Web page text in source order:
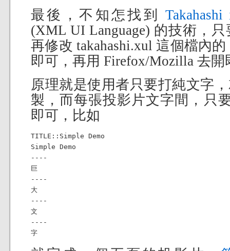
最後，不知怎找到
(XML UI Language) 的技術，
再修改 takahashi.xul 這個檔內
即可，再用 Firefox/Mozilla 去
原理就是使用者只要打純文字
製，而每張投影片文字間，只
即可，比如
TITLE::Simple Demo
Simple Demo
----
巨
----
大
----
文
----
字